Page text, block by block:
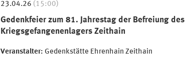
23.04.26 (15:00)
Gedenkfeier zum 81. Jahrestag der Befreiung des
Kriegsgefangenenlagers Zeithain
Veranstalter: Gedenkstätte Ehrenhain Zeithain